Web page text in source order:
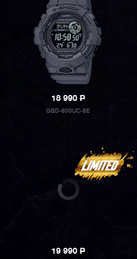
18 990P
GBD-800UC-8E
19 990P